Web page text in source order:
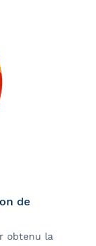
de
obtenu la